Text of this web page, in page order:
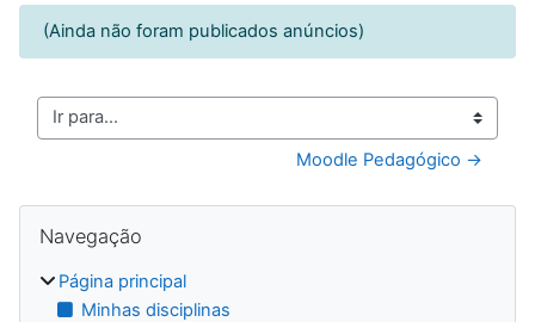
(Ainda não foram publicados anúncios)
Ir para...
Moodle Pedagógico →
Blocos
Navegação
Página principal
Minhas disciplinas